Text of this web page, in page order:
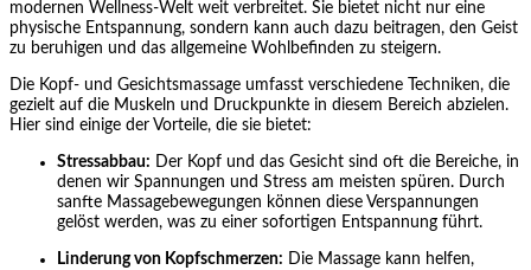
modernen Wellness-Welt weit verbreitet. Sie bietet nicht nur eine
physische Entspannung, sondern kann auch dazu beitragen, den Geist
zu beruhigen und das allgemeine Wohlbefinden zu steigern.
Die Kopf- und Gesichtsmassage umfasst verschiedene Techniken, die
gezielt auf die Muskeln und Druckpunkte in diesem Bereich abzielen.
Hier sind einige der Vorteile, die sie bietet:
Stressabbau: Der Kopf und das Gesicht sind oft die Bereiche, in
denen wir Spannungen und Stress am meisten spüren. Durch
sanfte Massagebewegungen können diese Verspannungen
gelöst werden, was zu einer sofortigen Entspannung führt.
Linderung von Kopfschmerzen: Die Massage kann helfen,